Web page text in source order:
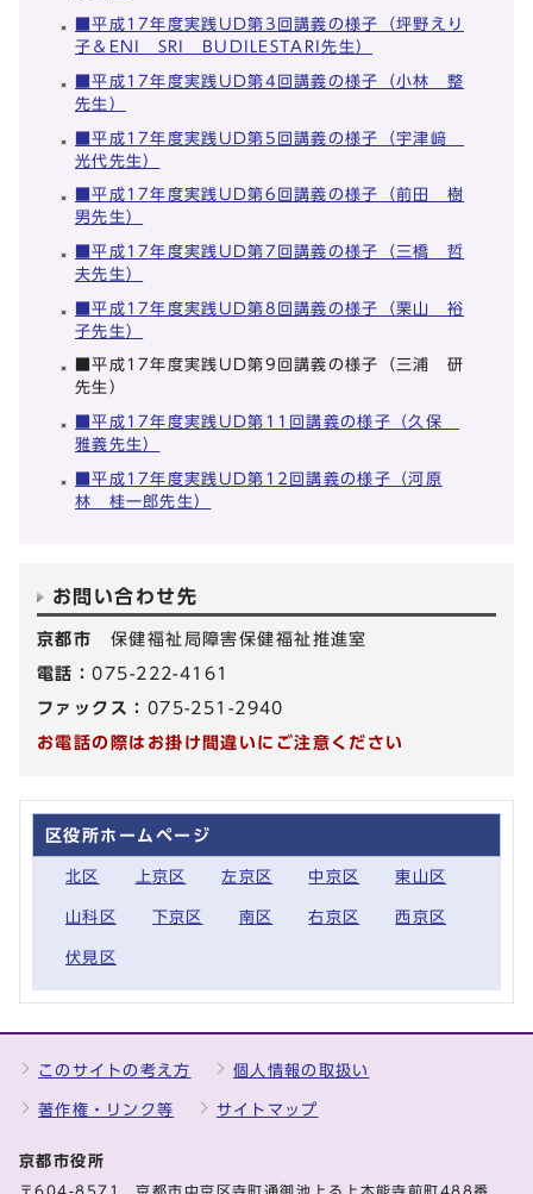
■平成17年度実践UD第3回講義の様子（坪野えり
子＆ENI SRI BUDILESTARI先生）
■平成17年度実践UD第4回講義の様子（小林 整
先生）
■平成17年度実践UD第5回講義の様子（宇津﨑
光代先生）
■平成17年度実践UD第6回講義の様子（前田 樹
男先生）
■平成17年度実践UD第7回講義の様子（三橋 哲
夫先生）
■平成17年度実践UD第8回講義の様子（栗山 裕
子先生）
■平成17年度実践UD第9回講義の様子（三浦 研
先生）
■平成17年度実践UD第11回講義の様子（久保
雅義先生）
■平成17年度実践UD第12回講義の様子（河原
林 桂一郎先生）
お問い合わせ先
京都市 保健福祉局障害保健福祉推進室
電話：075-222-4161
ファックス： 075-251-2940
お電話の際はお掛け間違いにご注意ください
区役所ホームページ
北区 上京区 左京区 中京区 東山区
山科区 下京区 南区 右京区 西京区
伏見区
このサイトの考え方 個人情報の取扱い
著作権・リンク等 サイトマップ
京都市役所
〒604-8571 京都市中京区寺町通御池上る上本能寺前町488番